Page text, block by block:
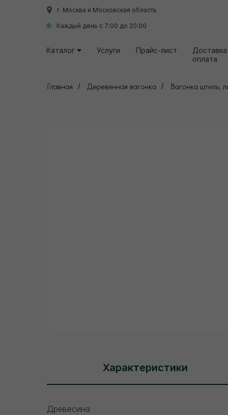
г. Москва и Московская область
оплата
Прайс-лист
Услуги
Каталог
Каждый день с 7:00 до 20:00
г. Москва и Московская область
оплата
Прайс-лист
Услуги
Каталог
Каждый день с 7:00 до 20:00
Главная / Деревянная вагонка / Вагонка штиль,
Характеристики
Древесина